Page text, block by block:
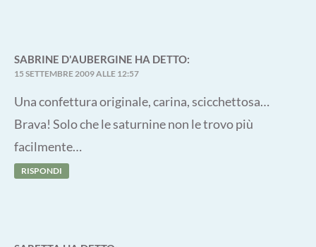
SABRINE D'AUBERGINE HA DETTO:
15 SETTEMBRE 2009 ALLE 12:57
Una confettura originale, carina, scicchettosa…
Brava! Solo che le saturnine non le trovo più
facilmente…
RISPONDI